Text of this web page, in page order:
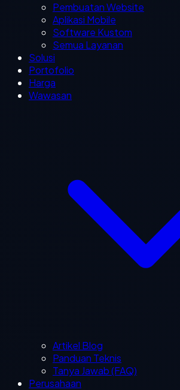
Pembuatan Website
Aplikasi Mobile
Software Kustom
Semua Layanan
Solusi
Portofolio
Harga
Wawasan
Artikel Blog
Panduan Teknis
Tanya Jawab (FAQ)
Perusahaan